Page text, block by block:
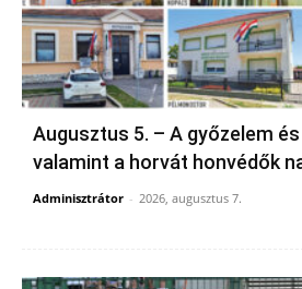
Augusztus 5. – A győzelem
valamint a horvát honvédők
Adminisztrátor - 2026, augusztus 7.